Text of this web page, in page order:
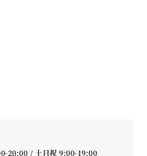
20:00 / 土日祝 9:00-19:00